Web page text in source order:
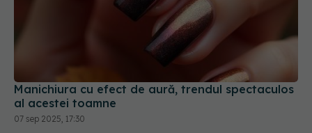
Manichiura cu efect de aură, trendul spectaculos
al acestei toamne
07 sep 2025, 17:30